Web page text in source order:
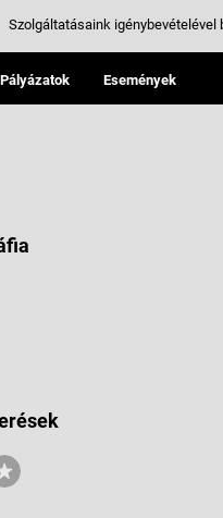
Pályázatok Események
Szolgáltatásaink igénybevételével